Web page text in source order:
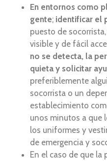
En entornos como
gente; identificar el
puesto de
visible y de fácil
no se detecta, la
quieta y solicitar
preferiblemente
socorrista o un
establecimiento
unos minutos a que
los uniformes y
de emergencia y
En el caso de que